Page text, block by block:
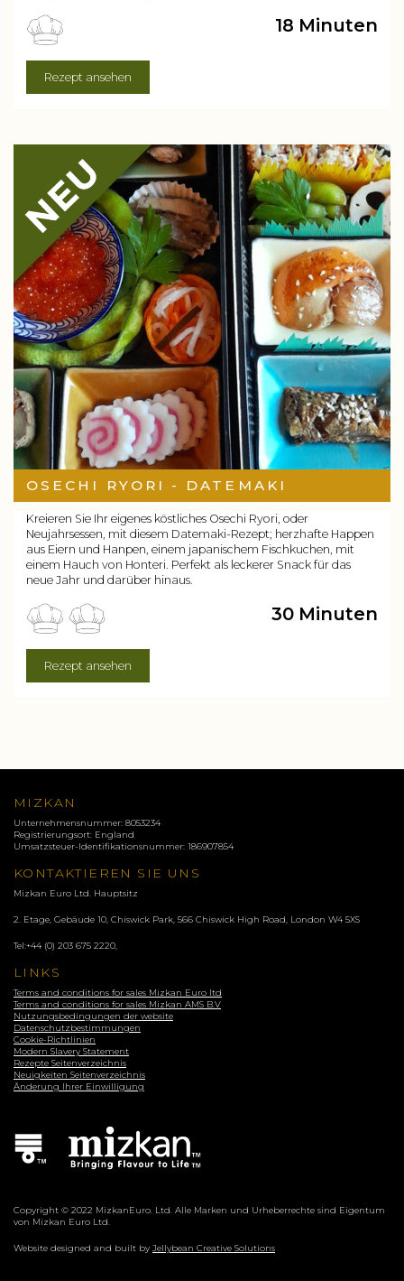
18 Minuten
Rezept ansehen
OSECHI RYORI - DATEMAKI
Kreieren Sie Ihr eigenes köstliches Osechi Ryori, oder
Neujahrsessen, mit diesem Datemaki-Rezept; herzhafte Happen
aus Eiern und Hanpen, einem japanischem Fischkuchen, mit
einem Hauch von Honteri. Perfekt als leckerer Snack für das
neue Jahr und darüber hinaus.
30 Minuten
Rezept ansehen
MIZKAN
Unternehmensnummer: 8053234
Registrierungsort: England
Umsatzsteuer-Identifikationsnummer: 186907854
KONTAKTIEREN SIE UNS
Mizkan Euro Ltd. Hauptsitz
2. Etage, Gebäude 10, Chiswick Park, 566 Chiswick High Road, London W4 5XS
Tel:+44 (0) 203 675 2220
LINKS
Terms and conditions for sales Mizkan Euro ltd
Terms and conditions for sales Mizkan AMS B.V
Nutzungsbedingungen der website
Datenschutzbestimmungen
Cookie-Richtlinien
Modern Slavery Statement
Rezepte Seitenverzeichnis
Neuigkeiten Seitenverzeichnis
Änderung Ihrer Einwilligung
Copyright © 2022 MizkanEuro. Ltd. Alle Marken und Urheberrechte sind Eigentum
von Mizkan Euro Ltd.
Website designed and built by Jellybean Creative Solutions